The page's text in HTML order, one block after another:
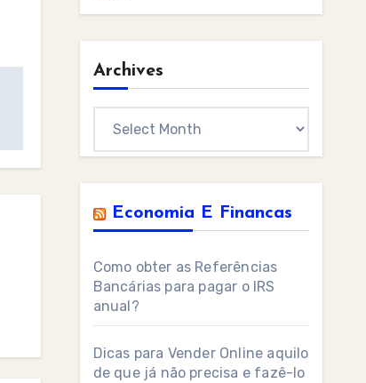
Archives
Economia E Financas
Como obter as Referências
Bancárias para pagar o IRS
anual?
Dicas para Vender Online aquilo
de que já não precisa e fazê-lo